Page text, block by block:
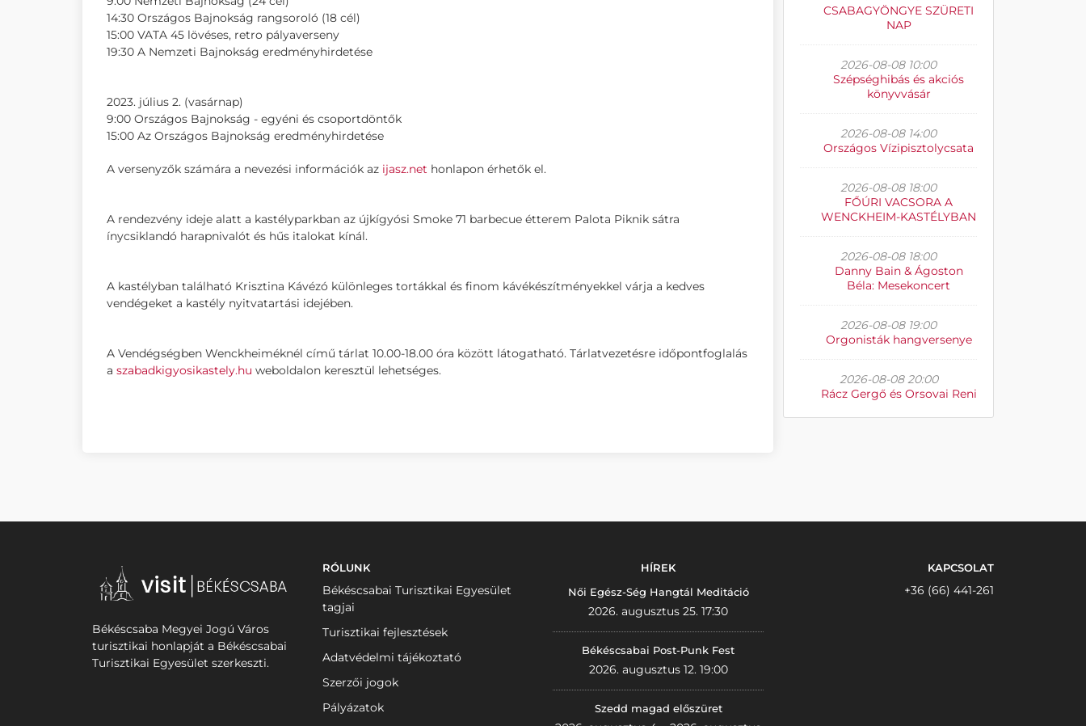
14:30 Országos Bajnokság rangsoroló (18 cél)
15:00 VATA 45 lövéses, retro pályaverseny
19:30 A Nemzeti Bajnokság eredményhirdetése
2023. július 2. (vasárnap)
9:00 Országos Bajnokság - egyéni és csoportdöntők
15:00 Az Országos Bajnokság eredményhirdetése
A versenyzők számára a nevezési információk az ijasz.net honlapon érhetők el.
A rendezvény ideje alatt a kastélyparkban az újkígyósi Smoke 71 barbecue étterem Palota Piknik sátra
ínycsiklandó harapnivalót és hűs italokat kínál.
A kastélyban található Krisztina Kávézó különleges tortákkal és finom kávékészítményekkel várja a kedves
vendégeket a kastély nyitvatartási idejében.
A Vendégségben Wenckheiméknél című tárlat 10.00-18.00 óra között látogatható. Tárlatvezetésre időpontfoglalás
a szabadkigyosikastely.hu weboldalon keresztül lehetséges.
CSABAGYÖNGYE SZÜRETI
NAP
2026-08-08 10:00
Szépséghibás és akciós
könyvvásár
2026-08-08 14:00
Országos Vízipisztolycsata
2026-08-08 18:00
FŐÚRI VACSORA A
WENCKHEIM-KASTÉLYBAN
2026-08-08 18:00
Danny Bain & Ágoston
Béla: Mesekoncert
2026-08-08 19:00
Orgonisták hangversenye
2026-08-08 20:00
Rácz Gergő és Orsovai Reni
Békéscsaba Megyei Jogú Város
turisztikai honlapját a Békéscsabai
Turisztikai Egyesület szerkeszti.
RÓLUNK
Békéscsabai Turisztikai Egyesület
tagjai
Turisztikai fejlesztések
Adatvédelmi tájékoztató
Szerzői jogok
Pályázatok
HÍREK
Női Egész-Ség Hangtál Meditáció
2026. augusztus 25. 17:30
Békéscsabai Post-Punk Fest
2026. augusztus 12. 19:00
Szedd magad előszüret
KAPCSOLAT
+36 (66) 441-261